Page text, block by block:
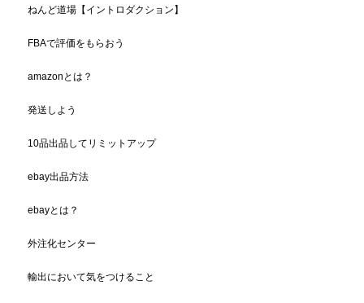
ねんど道場【イントロダクション】
FBAで評価をもらおう
amazonとは？
発送しよう
10品出品してリミットアップ
ebay出品方法
ebayとは？
外注化センター
輸出において気をつけること